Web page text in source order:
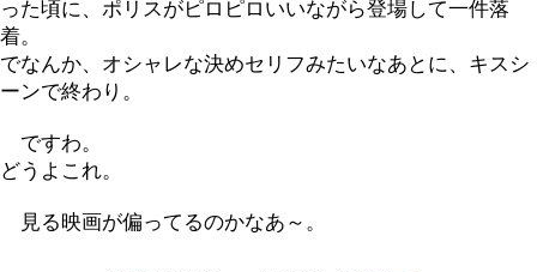
った頃に、ポリスがピロピロいいながら登場して一件落
着。
でなんか、オシャレな決めセリフみたいなあとに、キスシ
ーンで終わり。
ですわ。
どうよこれ。
見る映画が偏ってるのかなあ～。